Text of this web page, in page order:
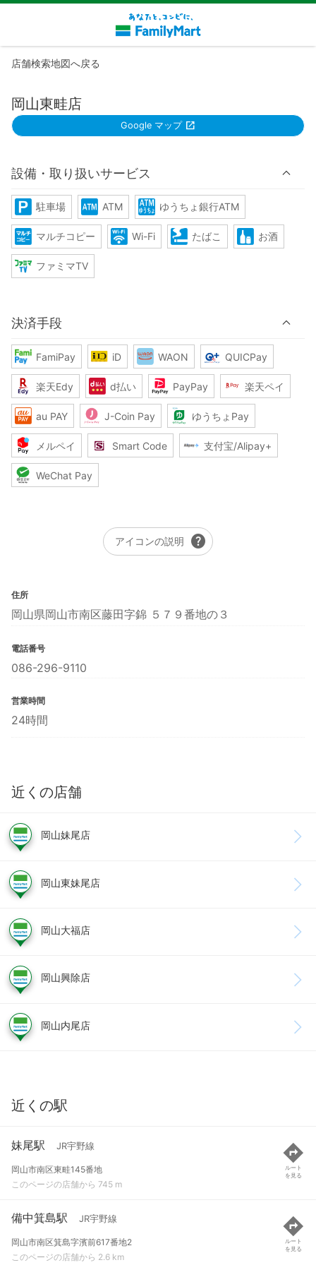
店舗検索地図へ戻る
岡山東畦店
Google マップ
設備・取り扱いサービス
駐車場 ATM ゆうちょ銀行ATM
マルチコピー Wi-Fi たばこ お酒
ファミマTV
決済手段
FamiPay iD WAON QUICPay
楽天Edy d払い PayPay 楽天ペイ
au PAY J-Coin Pay ゆうちょPay
メルペイ Smart Code 支付宝/Alipay+
WeChat Pay
アイコンの説明 help
住所
岡山県岡山市南区藤田字錦 ５７９番地の３
電話番号
086-296-9110
営業時間
24時間
近くの店舗
岡山妹尾店
岡山東妹尾店
岡山大福店
岡山興除店
岡山内尾店
近くの駅
妹尾駅 JR宇野線
岡山市南区東畦145番地
このページの店舗から 745 m
ルート
を見る
備中箕島駅 JR宇野線
岡山市南区箕島字濱前617番地2
このページの店舗から 2.6 km
ルート
を見る